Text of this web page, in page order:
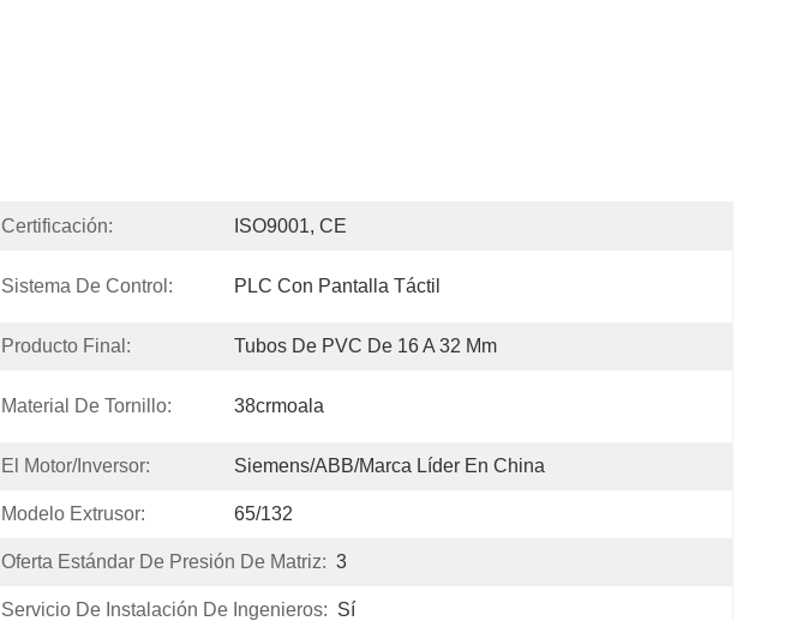
Certificación: ISO9001, CE
Sistema De Control: PLC Con Pantalla Táctil
Producto Final: Tubos De PVC De 16 A 32 Mm
Material De Tornillo: 38crmoala
El Motor/inversor: Siemens/ABB/Marca Líder En China
Modelo Extrusor: 65/132
Oferta Estándar De Presión De Matriz: 3
Servicio De Instalación De Ingenieros: Sí